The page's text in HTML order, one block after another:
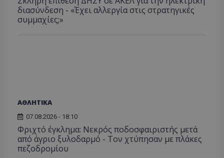
διασύνδεση - «Έχει αλλεργία στις στρατηγικές
συμμαχίες;»
ΑΘΛΗΤΙΚΑ
07.08.2026 - 18:10
Φριχτό έγκλημα: Νεκρός ποδοσφαιριστής μετά
από άγριο ξυλοδαρμό - Τον χτύπησαν με πλάκες
πεζοδρομίου